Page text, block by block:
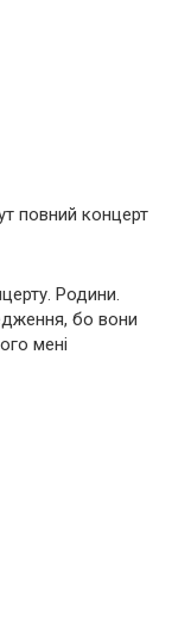
повний концерт
Родини.
бо вони
мені